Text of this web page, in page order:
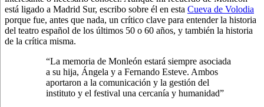
está ligado a Madrid Sur, escribo sobre él en esta Cueva de Volodia
porque fue, antes que nada, un crítico clave para entender la historia
del teatro español de los últimos 50 o 60 años, y también la historia
de la crítica misma.
“La memoria de Monleón estará siempre asociada
a su hija, Ángela y a Fernando Esteve. Ambos
aportaron a la comunicación y la gestión del
instituto y el festival una cercanía y humanidad”